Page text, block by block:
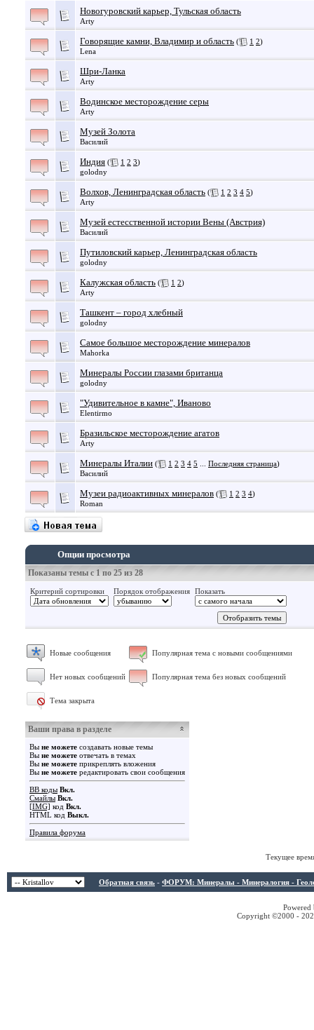
Новогуровский карьер, Тульская область
Arty
Говорящие камни, Владимир и область ( 1 2)
Lena
Шри-Ланка
Arty
Водинское месторождение серы
Arty
Музей Золота
Василий
Индия ( 1 2 3)
golodny
Волхов, Ленинградская область ( 1 2 3 4 5)
Arty
Музей естесственной истории Вены (Австрия)
Василий
Путиловский карьер, Ленинградская область
golodny
Калужская область ( 1 2)
Arty
Ташкент – город хлебный
golodny
Самое большое месторождение минералов
Mahorka
Минералы России глазами британца
golodny
"Удивительное в камне", Иваново
Elentirmo
Бразильское месторождение агатов
Arty
Минералы Италии ( 1 2 3 4 5 Последняя страница)
Василий
Музеи радиоактивных минералов ( 1 2 3 4)
Roman
Опции просмотра
Показаны темы с 1 по 25 из 28
Критерий сортировки Порядок отображения Показать
Новые сообщения Популярная тема с новыми сообщениями
Нет новых сообщений Популярная тема без новых сообщений
Тема закрыта
Ваши права в разделе
Вы не можете создавать новые темы
Вы не можете отвечать в темах
Вы не можете прикреплять вложения
Вы не можете редактировать свои сообщения
BB коды Вкл.
Смайлы Вкл.
[IMG] код Вкл.
HTML код Выкл.
Правила форума
Текущее
Обратная связь - ФОРУМ: Минералы - Минералогия -
Copyright ©2000 -